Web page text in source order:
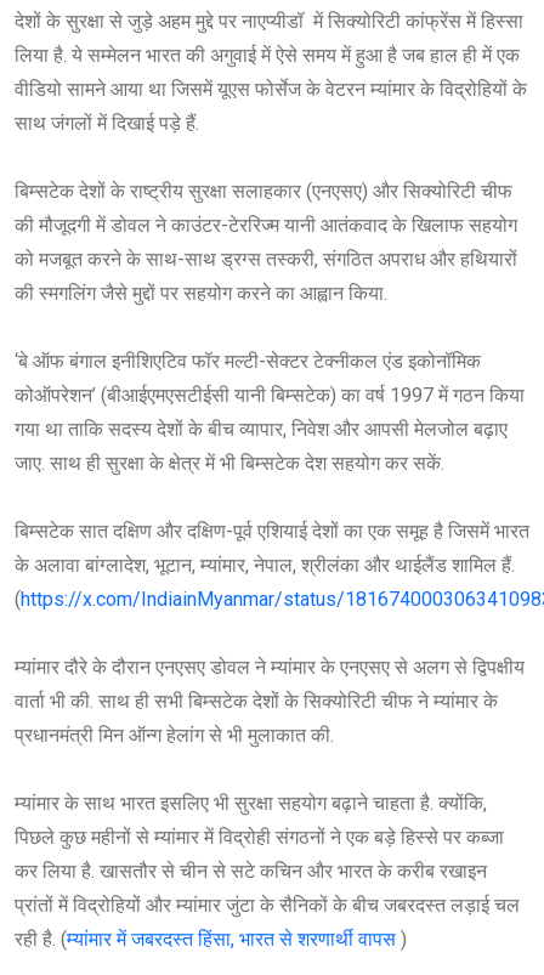
देशों के सुरक्षा से जुड़े अहम मुद्दे पर नाएप्यीडॉ में सिक्योरिटी कांफ्रेंस में हिस्सा
लिया है. ये सम्मेलन भारत की अगुवाई में ऐसे समय में हुआ है जब हाल ही में एक
वीडियो सामने आया था जिसमें यूएस फोर्सेज के वेटरन म्यांमार के विद्रोहियों के
साथ जंगलों में दिखाई पड़े हैं.
बिम्सटेक देशों के राष्ट्रीय सुरक्षा सलाहकार (एनएसए) और सिक्योरिटी चीफ
की मौजूदगी में डोवल ने काउंटर-टेररिज्म यानी आतंकवाद के खिलाफ सहयोग
को मजबूत करने के साथ-साथ ड्रग्स तस्करी, संगठित अपराध और हथियारों
की स्मगलिंग जैसे मुद्दों पर सहयोग करने का आह्वान किया.
‘बे ऑफ बंगाल इनीशिएटिव फॉर मल्टी-सेक्टर टेक्नीकल एंड इकोनॉमिक
कोऑपरेशन’ (बीआईएमएसटीईसी यानी बिम्सटेक) का वर्ष 1997 में गठन किया
गया था ताकि सदस्य देशों के बीच व्यापार, निवेश और आपसी मेलजोल बढ़ाए
जाए. साथ ही सुरक्षा के क्षेत्र में भी बिम्सटेक देश सहयोग कर सकें.
बिम्सटेक सात दक्षिण और दक्षिण-पूर्व एशियाई देशों का एक समूह है जिसमें भारत
के अलावा बांग्लादेश, भूटान, म्यांमार, नेपाल, श्रीलंका और थाईलैंड शामिल हैं.
(https://x.com/IndiainMyanmar/status/
म्यांमार दौरे के दौरान एनएसए डोवल ने म्यांमार के एनएसए से अलग से द्विपक्षीय
वार्ता भी की. साथ ही सभी बिम्सटेक देशों के सिक्योरिटी चीफ ने म्यांमार के
प्रधानमंत्री मिन ऑन्ग हेलांग से भी मुलाकात की.
म्यांमार के साथ भारत इसलिए भी सुरक्षा सहयोग बढ़ाने चाहता है. क्योंकि,
पिछले कुछ महीनों से म्यांमार में विद्रोही संगठनों ने एक बड़े हिस्से पर कब्जा
कर लिया है. खासतौर से चीन से सटे कचिन और भारत के करीब रखाइन
प्रांतों में विद्रोहियों और म्यांमार जुंटा के सैनिकों के बीच जबरदस्त लड़ाई चल
रही है. (म्यांमार में जबरदस्त हिंसा, भारत से शरणार्थी वापस )